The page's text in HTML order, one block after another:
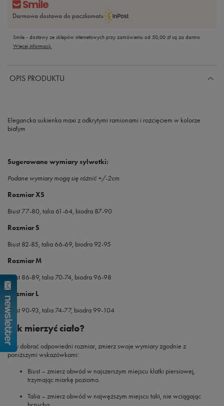
Darmowa dostawa do paczkomatu
Smile - dostawy ze sklepów internetowych przy zamówieniu od 50,00 złsą za darmo
Więcej informacji.
OPIS PRODUKTU
Elegancka sukienka maxi z odkrytymi ramionami i rozcięciem w kolorze
białym
Sugerowane wymiary sylwetki:
Podane wymiary mogą się różnić +/-2cm
Rozmiar XS
Biust 77-80, talia 61-64, biodra 87-90
Rozmiar S
Biust 82-85, talia 66-69, biodra 92-95
Rozmiar M
Biust 86-89, talia 70-74, biodra 96-98
Rozmiar L
Biust 90-93, talia 74-77, biodra 99-104
Jak mierzyć ciało?
Aby dobrać odpowiedni rozmiar, zmierz swoje wymiary zgodnie z
poniższymi wskazówkami:
Biust – zmierz obwód w najszerszym miejscu klatki piersiowej,
trzymając miarkę poziomo.
Talia – zmierz obwód w najwęższym miejscu talii, nie wciągając